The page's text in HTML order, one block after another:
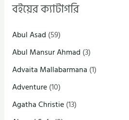
বইয়ের ক্যাটাগরি
Abul Asad (59)
Abul Mansur Ahmad (3)
Advaita Mallabarmana (1)
Adventure(10)
Agatha Christie(13)